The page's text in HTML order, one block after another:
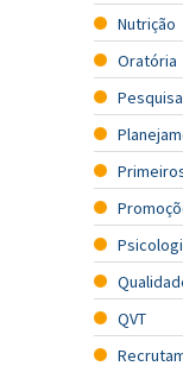
Nutrição
Oratória
QVT